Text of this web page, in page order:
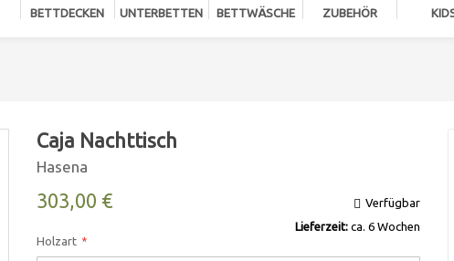
BETTDECKEN UNTERBETTEN BETTWÄSCHE ZUBEHÖR
Caja Nachttisch
Hasena
Verfügbar
Lieferzeit: ca. 6 Wochen
303,00 €
Holzart